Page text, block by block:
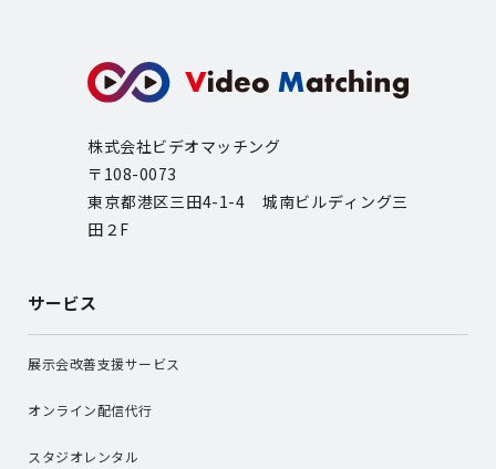
株式会社ビデオマッチング
〒108-0073
東京都港区三田4-1-4 城南ビルディング三
田２F
サービス
展示会改善支援サービス
オンライン配信代行
スタジオレンタル